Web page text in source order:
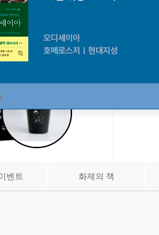
벤트 화제의 책